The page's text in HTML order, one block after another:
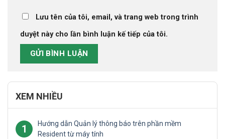
Lưu tên của tôi, email, và trang web trong trình
duyệt này cho lần bình luận kế tiếp của tôi.
XEM NHIỀU
1
Hướng dẫn Quản lý thông báo trên phần mềm
Resident từ máy tính